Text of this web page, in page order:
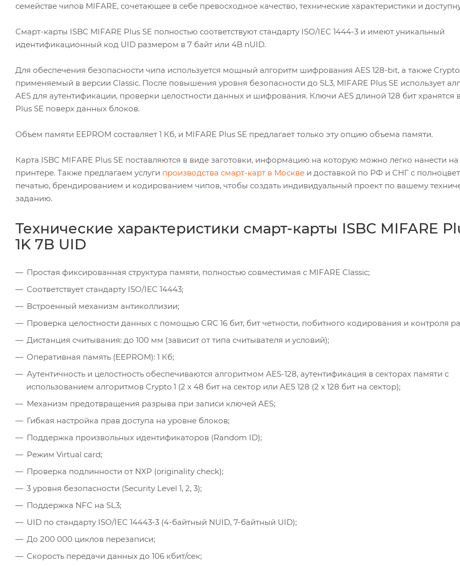
семействе чипов MIFARE, сочетающее в себе превосходное качество, технические характеристики и
Смарт-карты ISBC MIFARE Plus SE полностью соответствуют стандарту ISO/IEC 1444-3 и имеют уникальный
идентификационный код UID размером в 7 байт или 4B nUID.
Для обеспечения безопасности чипа используется мощный алгоритм шифрования AES 128-bit, а также Crypto
применяемый в версии Classic. После повышения уровня безопасности до SL3, MIFARE Plus SE использует
AES для аутентификации, проверки целостности данных и шифрования. Ключи AES длиной 128 бит хранятся
Plus SE поверх данных блоков.
Объем памяти EEPROM составляет 1 Кб, и MIFARE Plus SE предлагает только эту опцию объема памяти.
Карта ISBC MIFARE Plus SE поставляются в виде заготовки, информацию на которую можно легко нанести на
принтере. Также предлагаем услуги производства смарт-карт в Москве и доставкой по РФ и СНГ с
печатью, брендированием и кодированием чипов, чтобы создать индивидуальный проект по вашему
заданию.
Технические характеристики смарт-карты ISBC MIFARE
1K 7B UID
Простая фиксированная структура памяти, полностью совместимая с MIFARE Classic;
Соответствует стандарту ISO/IEC 14443;
Встроенный механизм антиколлизии;
Проверка целостности данных с помощью CRC 16 бит, бит четности, побитного кодирования и контроля
Дистанция считывания: до 100 мм (зависит от типа считывателя и условий);
Оперативная память (EEPROM): 1 Кб;
Аутентичность и целостность обеспечиваются алгоритмом AES-128, аутентификация в секторах памяти с
использованием алгоритмов Crypto 1 (2 x 48 бит на сектор или AES 128 (2 x 128 бит на сектор);
Механизм предотвращения разрыва при записи ключей AES;
Гибкая настройка прав доступа на уровне блоков;
Поддержка произвольных идентификаторов (Random ID);
Режим Virtual card;
Проверка подлинности от NXP (originality check);
3 уровня безопасности (Security Level 1, 2, 3);
Поддержка NFC на SL3;
UID по стандарту ISO/IEC 14443-3 (4-байтный NUID, 7-байтный UID);
До 200 000 циклов перезаписи;
Скорость передачи данных до 106 кбит/сек;